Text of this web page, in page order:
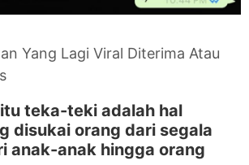
Yang Lagi Viral Diterima Atau
teka-teki adalah hal
disukai orang dari segala
anak-anak hingga orang